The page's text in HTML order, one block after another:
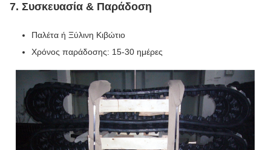
7. Συσκευασία & Παράδοση
Παλέτα ή Ξύλινη Κιβώτιο
Χρόνος παράδοσης: 15-30 ημέρες